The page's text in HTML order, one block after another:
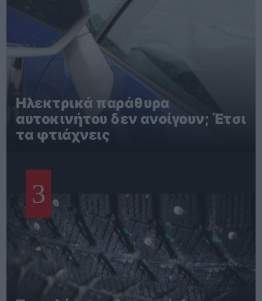
Ηλεκτρικά παράθυρα
αυτοκινήτου δεν ανοίγουν; Έτσι
τα φτιάχνεις
3